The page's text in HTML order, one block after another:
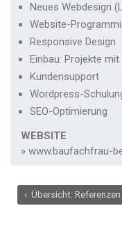
Neues Webdesign
Website-
Responsive Design
Einbau: Projekte
Kundensupport
Wordpress-
SEO-Optimierung
WEBSITE
» www.baufachfrau-
‹ Übersicht: Referenzen